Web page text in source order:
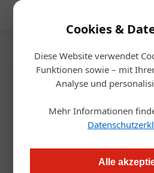
Cookies &
Diese Website verwendet
Funktionen sowie – mit
Analyse und
Mehr Informationen
Alle
Startseite/
Knebelverträge
Hoteliers